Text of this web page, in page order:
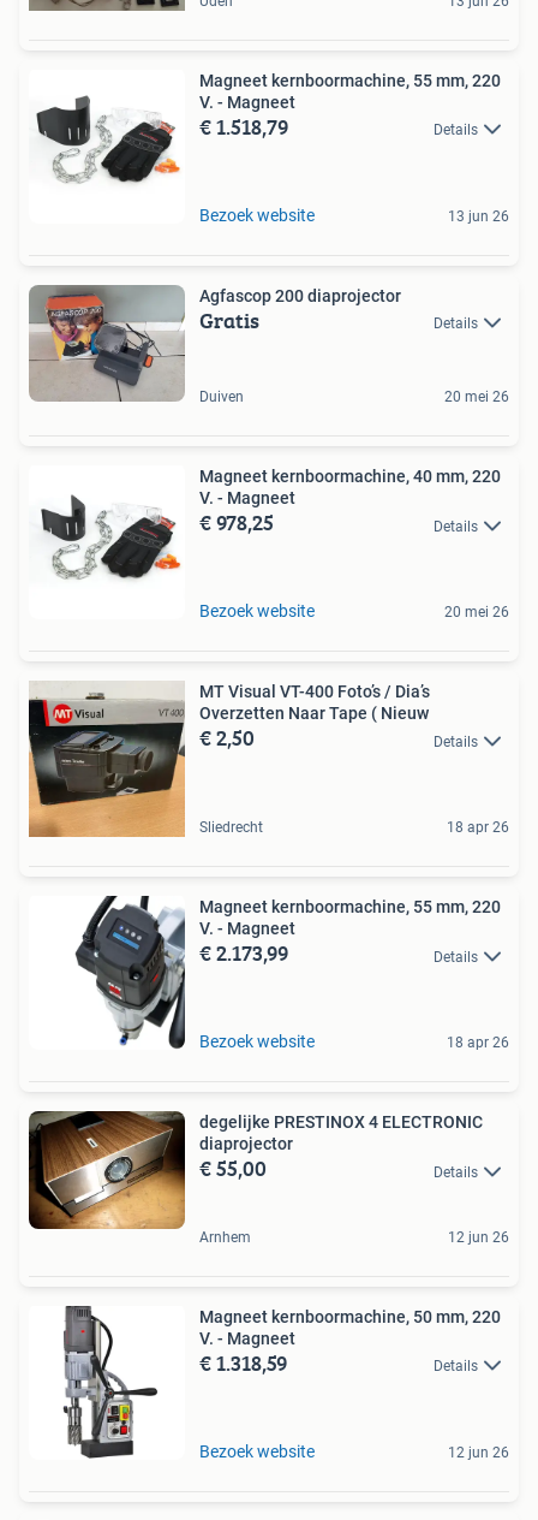
Magneet kernboormachine, 55 mm, 220
V. - Magneet
€ 1.518,79 Details
Bezoek website 13 jun 26
Agfascop 200 diaprojector
Gratis Details
Duiven 20 mei 26
Magneet kernboormachine, 40 mm, 220
V. - Magneet
€ 978,25 Details
Bezoek website 20 mei 26
MT Visual VT-400 Foto’s / Dia’s
Overzetten Naar Tape ( Nieuw
€ 2,50 Details
Sliedrecht 18 apr 26
Magneet kernboormachine, 55 mm, 220
V. - Magneet
€ 2.173,99 Details
Bezoek website 18 apr 26
degelijke PRESTINOX 4 ELECTRONIC
diaprojector
€ 55,00 Details
Arnhem 12 jun 26
Magneet kernboormachine, 50 mm, 220
V. - Magneet
€ 1.318,59 Details
Bezoek website 12 jun 26